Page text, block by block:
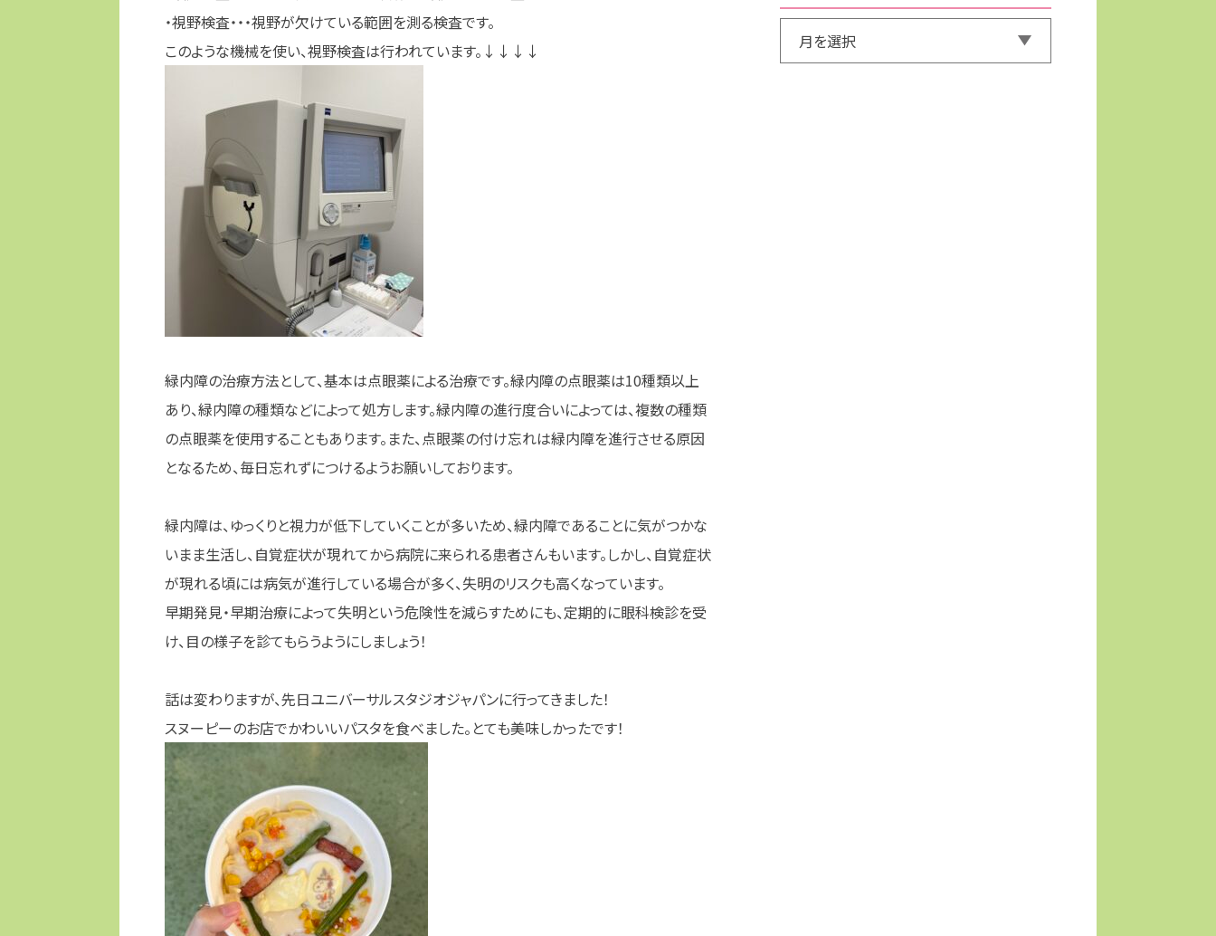
・視野検査・・・視野が欠けている範囲を測る検査です。
このような機械を使い、視野検査は行われています。↓↓↓↓
緑内障の治療方法として、基本は点眼薬による治療です。緑内障の点眼薬は10種類以上
あり、緑内障の種類などによって処方します。緑内障の進行度合いによっては、複数の種類
の点眼薬を使用することもあります。また、点眼薬の付け忘れは緑内障を進行させる原因
となるため、毎日忘れずにつけるようお願いしております。
緑内障は、ゆっくりと視力が低下していくことが多いため、緑内障であることに気がつかな
いまま生活し、自覚症状が現れてから病院に来られる患者さんもいます。しかし、自覚症状
が現れる頃には病気が進行している場合が多く、失明のリスクも高くなっています。
早期発見・早期治療によって失明という危険性を減らすためにも、定期的に眼科検診を受
け、目の様子を診てもらうようにしましょう！
話は変わりますが、先日ユニバーサルスタジオジャパンに行ってきました！
スヌーピーのお店でかわいいパスタを食べました。とても美味しかったです！